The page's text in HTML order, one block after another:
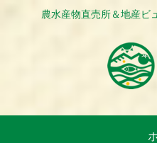
農水産物直売所＆地産ビ